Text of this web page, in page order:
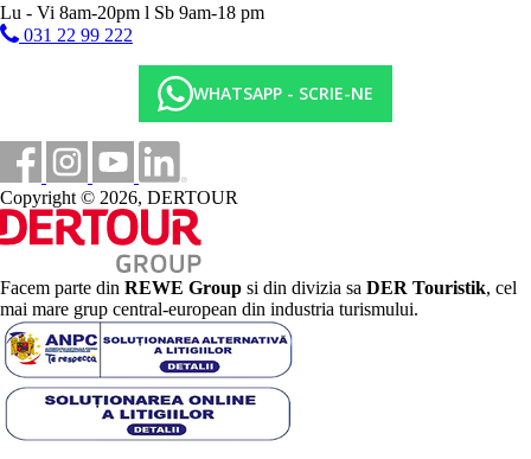
Lu - Vi 8am-20pm l Sb 9am-18 pm
031 22 99 222
WHATSAPP - SCRIE-NE
Copyright © 2026, DERTOUR
Facem parte din REWE Group si din divizia sa DER Touristik, cel
mai mare grup central-european din industria turismului.